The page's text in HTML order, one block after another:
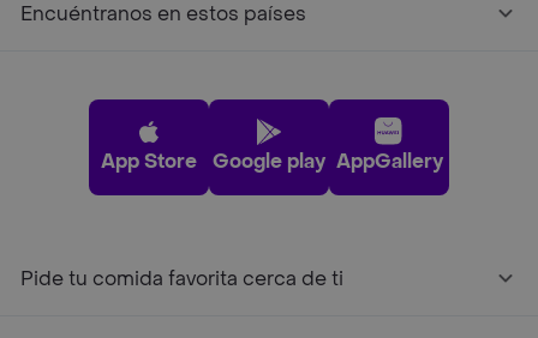
Encuéntranos en estos países
App Store Google play AppGallery
Pide tu comida favorita cerca de ti